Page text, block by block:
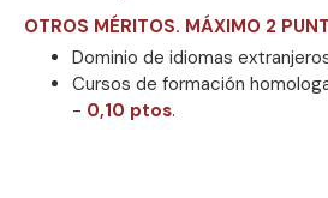
OTROS MÉRITOS. MÁXIMO 2
Dominio de idiomas
Cursos de formación
- 0,10 ptos.